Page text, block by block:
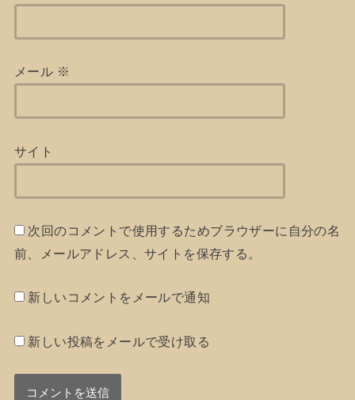
メール ※
サイト
次回のコメントで使用するためブラウザーに自分の名
前、メールアドレス、サイトを保存する。
新しいコメントをメールで通知
新しい投稿をメールで受け取る